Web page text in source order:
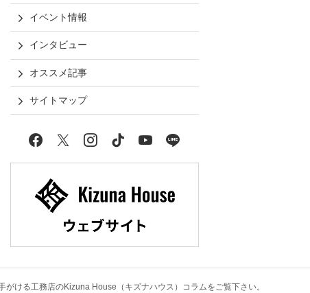
イベント情報
インタビュー
オススメ記事
サイトマップ
Facebook
X Instagram
tiktokYouTube
がける工務店のKizuna House（キズナハウス）コラムをご覧下さい。